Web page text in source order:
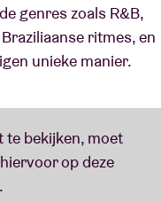
genres zoals R&B,
ritmes, en
unieke manier.